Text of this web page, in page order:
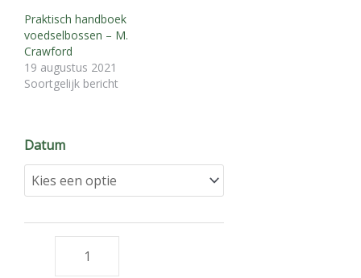
Praktisch handboek
voedselbossen – M.
Crawford
19 augustus 2021
Soortgelijk bericht
Datum
Rondleiding
bij
Het
natuur-
voedsel-